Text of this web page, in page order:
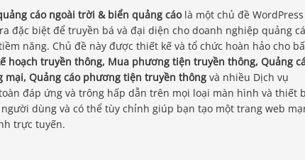
cáo ngoài trời & biển quảng cáolà một chủ đề WordPress
đặc biệt để truyền bá và đại diện cho doanh nghiệp quảng
năng. Chủ đề này được thiết kế và tổ chức hoàn hảo cho
hoạch truyền thông, Mua phương tiện truyền thông, Quảng
Quảng cáo phương tiện truyền thông và nhiều Dịch vụ
đáp ứng và trông hấp dẫn trên mọi loại màn hình và thiết
dùng và có thể tùy chỉnh giúp bạn tạo một trang web
trực tuyến.